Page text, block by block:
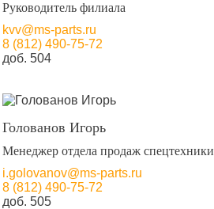
Руководитель филиала
kvv@ms-parts.ru
8 (812) 490-75-72
доб. 504
Голованов Игорь
Менеджер отдела продаж спецтехники
i.golovanov@ms-parts.ru
8 (812) 490-75-72
доб. 505